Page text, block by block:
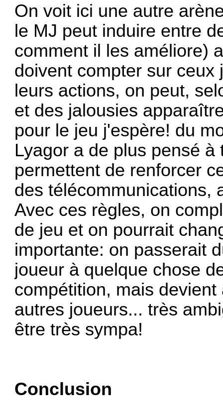
On voit ici une autre
le MJ peut induire entre
comment il les améliore)
doivent compter sur
leurs actions, on peut,
et des jalousies
pour le jeu j'espère! du
Lyagor a de plus pensé
permettent de renforcer
des télécommunications,
Avec ces règles, on
de jeu et on pourrait
importante: on passerait
joueur à quelque chose
compétition, mais
autres joueurs... très
être très sympa!
Conclusion